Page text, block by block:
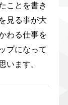
ことを書き
見る事が大
わる仕事を
プになって
います。